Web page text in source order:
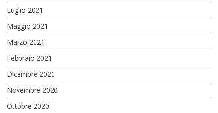
Luglio 2021
Maggio 2021
Marzo 2021
Febbraio 2021
Dicembre 2020
Novembre 2020
Ottobre 2020